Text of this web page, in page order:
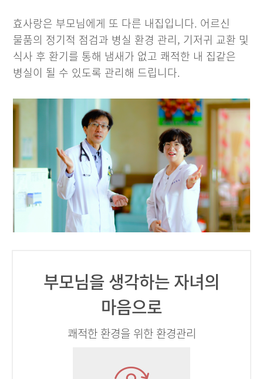
효사랑은 부모님에게 또 다른 내집입니다. 어르신
물품의 정기적 점검과 병실 환경 관리, 기저귀 교환 및
식사 후 환기를 통해 냄새가 없고 쾌적한 내 집같은
병실이 될 수 있도록 관리해 드립니다.
부모님을 생각하는 자녀의
마음으로
쾌적한 환경을 위한 환경관리